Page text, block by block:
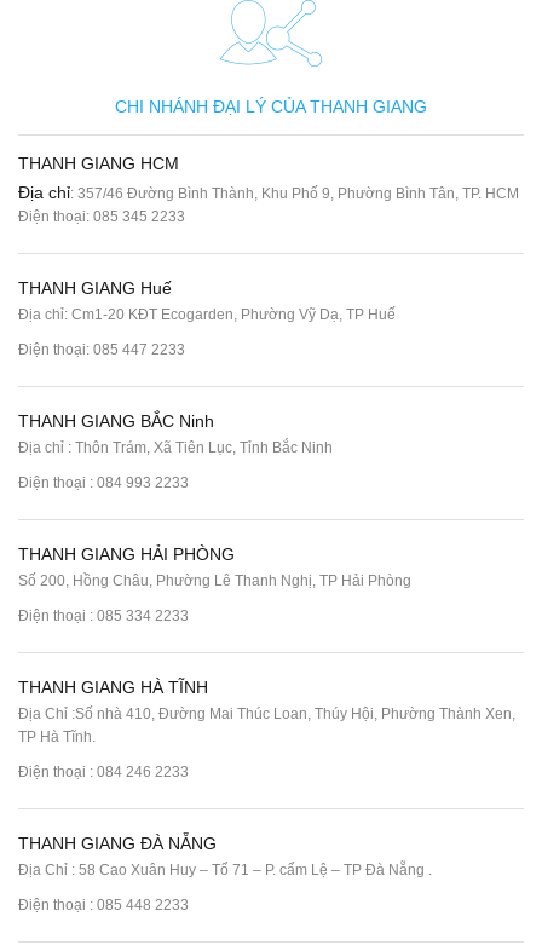
CHI NHÁNH ĐẠI LÝ CỦA THANH GIANG
THANH GIANG HCM
Địa chỉ: 357/46 Đường Bình Thành, Khu Phố 9, Phường Bình Tân, TP. HCM
Điện thoại: 085 345 2233
THANH GIANG Huế
Địa chỉ: Cm1-20 KĐT Ecogarden, Phường Vỹ Dạ, TP Huế
Điện thoại: 085 447 2233
THANH GIANG BẮC Ninh
Địa chỉ : Thôn Trám, Xã Tiên Lục, Tỉnh Bắc Ninh
Điện thoại : 084 993 2233
THANH GIANG HẢI PHÒNG
Số 200, Hồng Châu, Phường Lê Thanh Nghị, TP Hải Phòng
Điện thoại : 085 334 2233
THANH GIANG HÀ TĨNH
Địa Chỉ :Số nhà 410, Đường Mai Thúc Loan, Thúy Hội, Phường Thành Xen,
TP Hà Tĩnh.
Điện thoại : 084 246 2233
THANH GIANG ĐÀ NẴNG
Địa Chỉ : 58 Cao Xuân Huy – Tổ 71 – P. cẩm Lệ – TP Đà Nẵng .
Điện thoại : 085 448 2233